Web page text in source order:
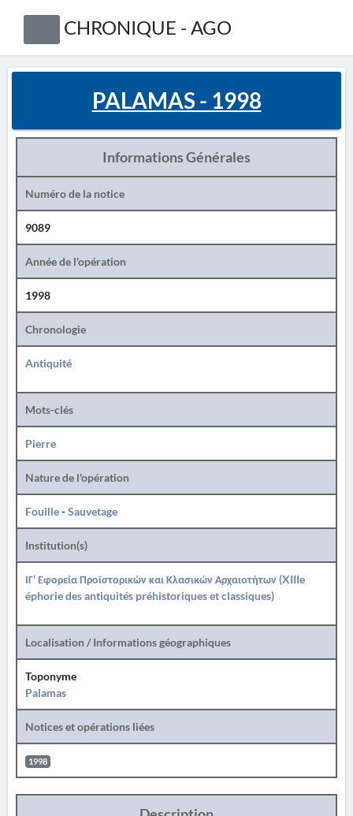
CHRONIQUE - AGO
PALAMAS - 1998
Informations Générales
Numéro de la notice
9089
Année de l'opération
1998
Chronologie
Antiquité
Mots-clés
Pierre
Nature de l'opération
Fouille-Sauvetage
Institution(s)
ΙΓ' Εφορεία Προϊστορικών και Κλασικών Αρχαιοτήτων (XIIIe
éphorie des antiquités préhistoriques et classiques)
Localisation / Informations géographiques
Toponyme
Palamas
Notices et opérations liées
1998